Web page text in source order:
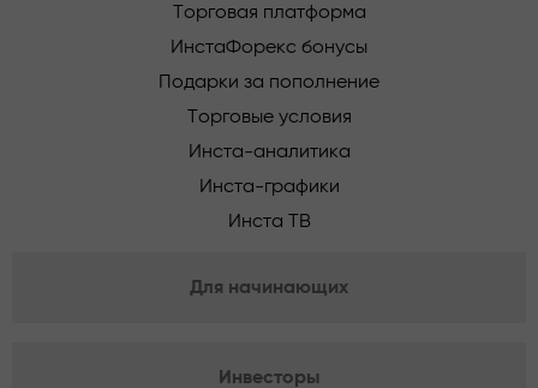
Торговая платформа
ИнстаФорекс бонусы
Подарки за пополнение
Торговые условия
Инста-аналитика
Инста-графики
Инста ТВ
Для начинающих
Инвесторы